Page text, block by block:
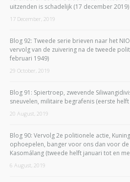
uitzenden is schadelijk (17 december 2019)
17 December, 2019
Blog 92: Tweede serie brieven naar het
vervolg van de zuivering na de tweede
februari 1949)
29 October, 2019
Blog 91: Spiertroep, zwevende
sneuvelen, militaire begrafenis (eerste
20 August, 2019
Blog 90: Vervolg 2e politionele actie,
ophoepelen, banger voor ons dan voor
Kasomálang (tweede helft januari tot en
6 August, 2019